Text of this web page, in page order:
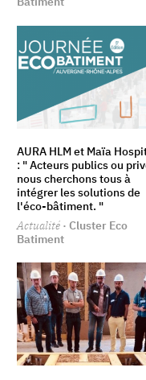
AURA HLM et Maïa
: " Acteurs publics ou
nous cherchons tous à
intégrer les solutions de
l'éco-bâtiment. "
Actualité · Cluster Eco
Batiment